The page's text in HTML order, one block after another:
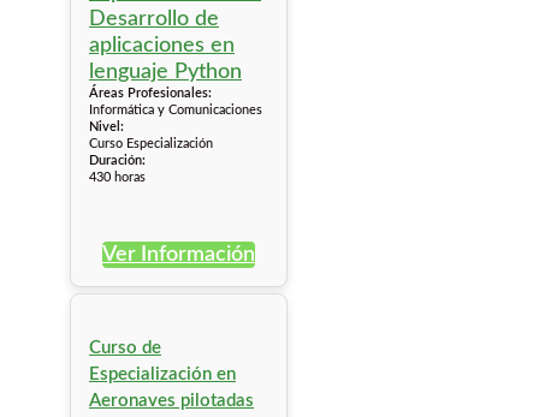
Áreas Profesionales:
Informática y Comunicaciones
Nivel:
Curso Especialización
Duración:
430 horas
Ver Información
Curso de
Especialización en
Aeronaves pilotadas